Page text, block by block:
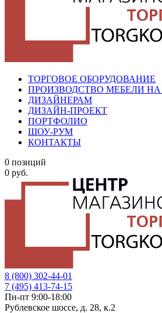
ТОРГОВОЕ ОБОРУДОВАНИЕ
ПРОИЗВОДСТВО МЕБЕЛИ НА
ДИЗАЙНЕРАМ
ДИЗАЙН-ПРОЕКТ
ПОРТФОЛИО
ШОУ-РУМ
КОНТАКТЫ
0 позиций
0 руб.
8 (800) 302-44-01
7 (495) 413-74-15
Пн-пт 9:00-18:00
Рублевское шоссе, д. 28, к.2